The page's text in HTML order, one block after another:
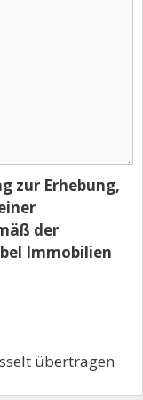
zur Erhebung,
der
Immobilien
übertragen